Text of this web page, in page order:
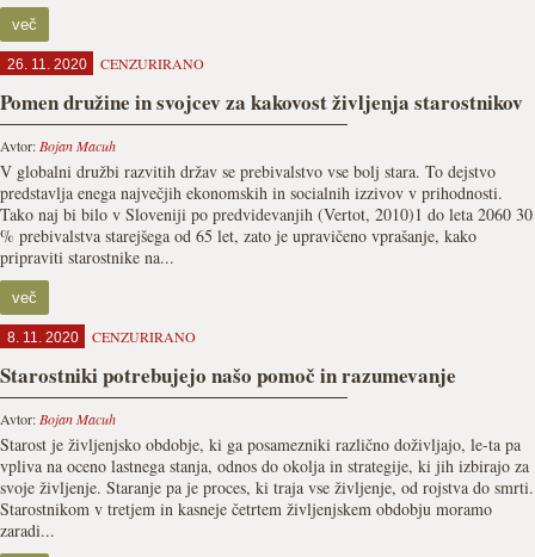
več
26. 11. 2020 CENZURIRANO
Pomen družine in svojcev za kakovost življenja starostnikov
Avtor: Bojan Macuh
V globalni družbi razvitih držav se prebivalstvo vse bolj stara. To dejstvo
predstavlja enega največjih ekonomskih in socialnih izzivov v prihodnosti.
Tako naj bi bilo v Sloveniji po predvidevanjih (Vertot, 2010)1 do leta 2060 30
% prebivalstva starejšega od 65 let, zato je upravičeno vprašanje, kako
pripraviti starostnike na...
več
8. 11. 2020 CENZURIRANO
Starostniki potrebujejo našo pomoč in razumevanje
Avtor: Bojan Macuh
Starost je življenjsko obdobje, ki ga posamezniki različno doživljajo, le-ta pa
vpliva na oceno lastnega stanja, odnos do okolja in strategije, ki jih izbirajo za
svoje življenje. Staranje pa je proces, ki traja vse življenje, od rojstva do smrti.
Starostnikom v tretjem in kasneje četrtem življenjskem obdobju moramo
zaradi...